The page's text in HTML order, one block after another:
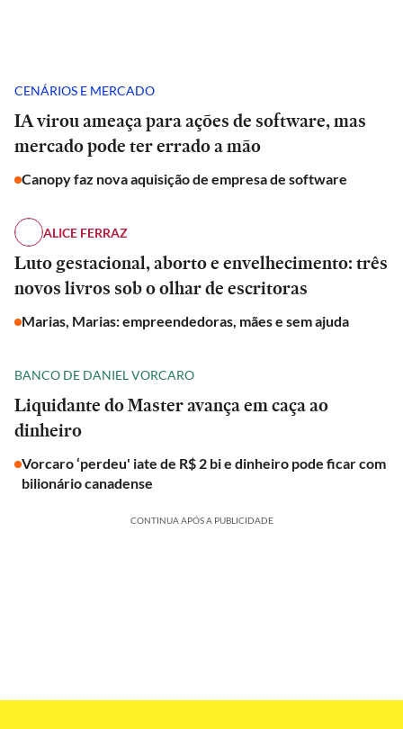
CENÁRIOS E MERCADO
IA virou ameaça para ações de software, mas
mercado pode ter errado a mão
Canopy faz nova aquisição de empresa de software
ALICE FERRAZ
Luto gestacional, aborto e envelhecimento: três
novos livros sob o olhar de escritoras
Marias, Marias: empreendedoras, mães e sem ajuda
BANCO DE DANIEL VORCARO
Liquidante do Master avança em caça ao
dinheiro
Vorcaro ‘perdeu' iate de R$ 2 bi e dinheiro pode ficar com
bilionário canadense
CONTINUA APÓS A PUBLICIDADE